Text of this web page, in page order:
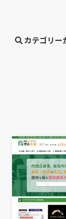
カテゴリー